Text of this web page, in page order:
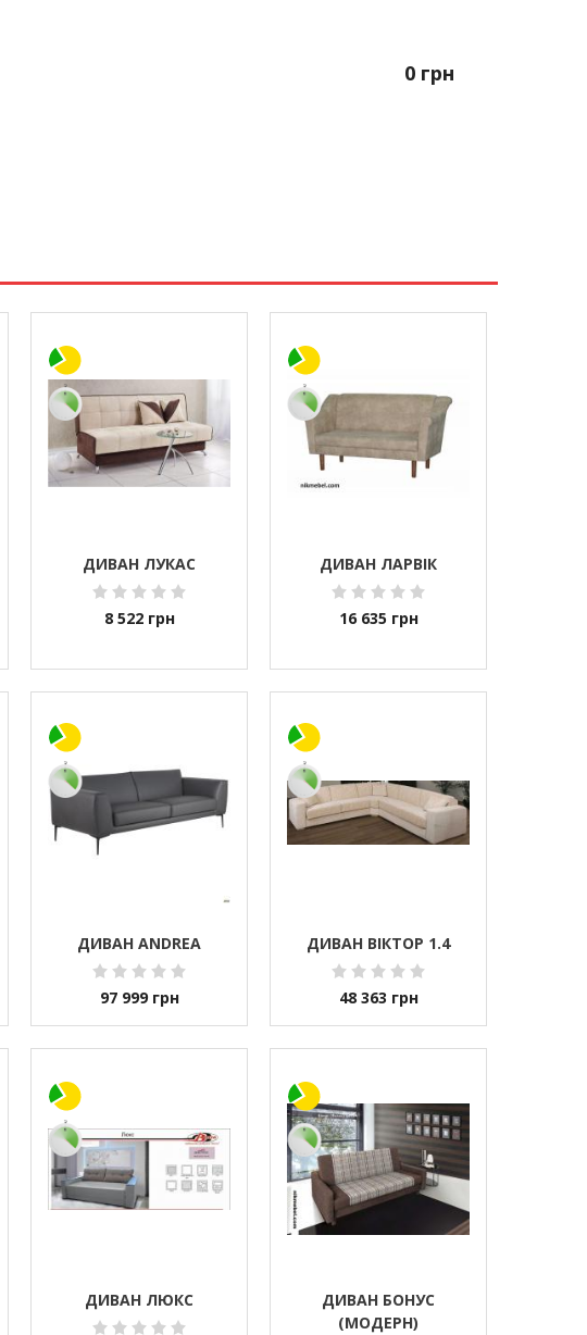
0 грн
ДИВАН ЛУКАС
8 522 грн
ДИВАН ЛАРВІК
16 635 грн
ДИВАН ANDREA
97 999 грн
ДИВАН ВІКТОР 1.4
48 363 грн
ДИВАН ЛЮКС
ДИВАН БОНУС
(МОДЕРН)